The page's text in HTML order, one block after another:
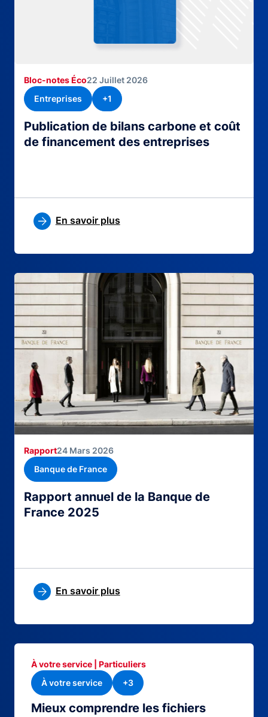
Publication de bilans carbone et coût
de financement des entreprises
Bloc-notes Éco22 Juillet 2026
Entreprises
+1
En savoir plus
Rapport annuel de la Banque de
France 2025
Rapport24 Mars 2026
Banque de France
En savoir plus
Mieux comprendre les fichiers
À votre service | Particuliers
À votre service
+3